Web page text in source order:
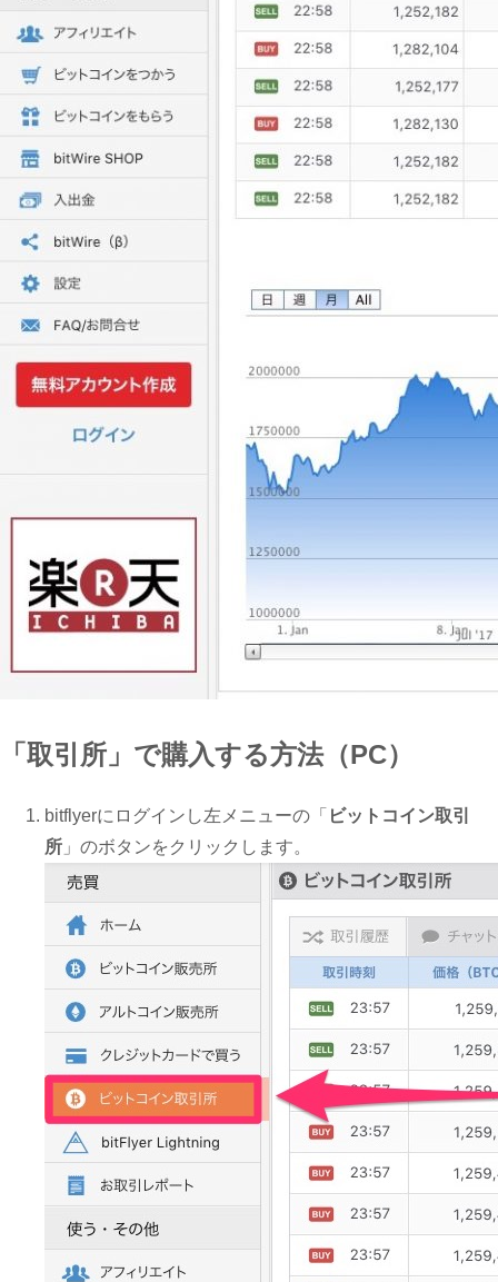
「取引所」で購入する方法（PC）
bitflyerにログインし左メニューの「 ビットコイン取引
所 」のボタンをクリックします。